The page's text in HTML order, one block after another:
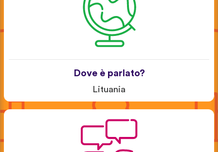
Dove è parlato?
Lituania